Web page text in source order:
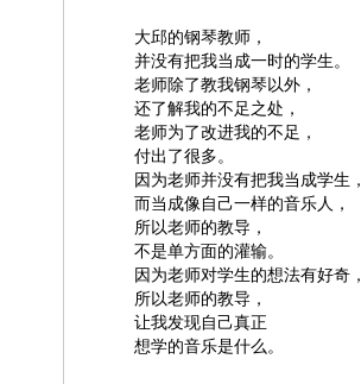
大邱的钢琴教师，
并没有把我当成一时的学生。
老师除了教我钢琴以外，
还了解我的不足之处，
老师为了改进我的不足，
付出了很多。
因为老师并没有把我当成学生，
而当成像自己一样的音乐人，
所以老师的教导，
不是单方面的灌输。
因为老师对学生的想法有好奇，
所以老师的教导，
让我发现自己真正
想学的音乐是什么。